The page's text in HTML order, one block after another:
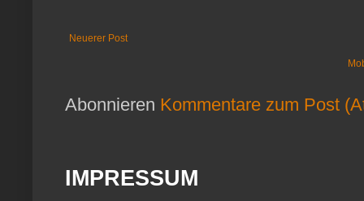
Neuerer Post
Abonnieren Kommentare zum Post
IMPRESSUM